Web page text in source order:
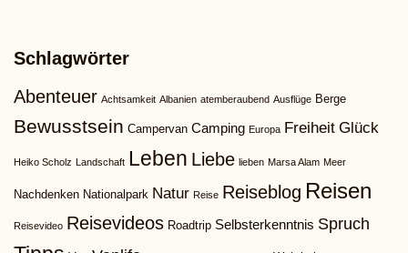
Schlagwörter
Abenteuer Achtsamkeit Albanien atemberaubend Ausflüge Berge
Bewusstsein Campervan Camping Europa Freiheit Glück
Heiko Scholz Landschaft Leben Liebe lieben Marsa Alam Meer
Nachdenken Nationalpark Natur Reise Reiseblog Reisen
Reisevideo Reisevideos Roadtrip Selbsterkenntnis Spruch